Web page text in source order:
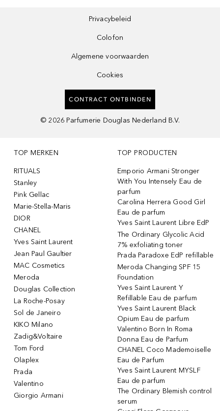
Privacybeleid
Colofon
Algemene voorwaarden
Cookies
CONTRACT ONTBINDEN
© 2026 Parfumerie Douglas Nederland B.V.
TOP MERKEN
RITUALS
Stanley
Pink Gellac
Marie-Stella-Maris
DIOR
CHANEL
Yves Saint Laurent
Jean Paul Gaultier
MAC Cosmetics
Meroda
Douglas Collection
La Roche-Posay
Sol de Janeiro
KIKO Milano
Zadig&Voltaire
Tom Ford
Olaplex
Prada
Valentino
Giorgio Armani
TOP PRODUCTEN
Emporio Armani Stronger
With You Intensely Eau de
parfum
Carolina Herrera Good Girl
Eau de parfum
Yves Saint Laurent Libre EdP
The Ordinary Glycolic Acid
7% exfoliating toner
Prada Paradoxe EdP refillable
Meroda Changing SPF 15
Foundation
Yves Saint Laurent Y
Refillable Eau de parfum
Yves Saint Laurent Black
Opium Eau de parfum
Valentino Born In Roma
Donna Eau de Parfum
CHANEL Coco Mademoiselle
Eau de Parfum
Yves Saint Laurent MYSLF
Eau de parfum
The Ordinary Blemish control
serum